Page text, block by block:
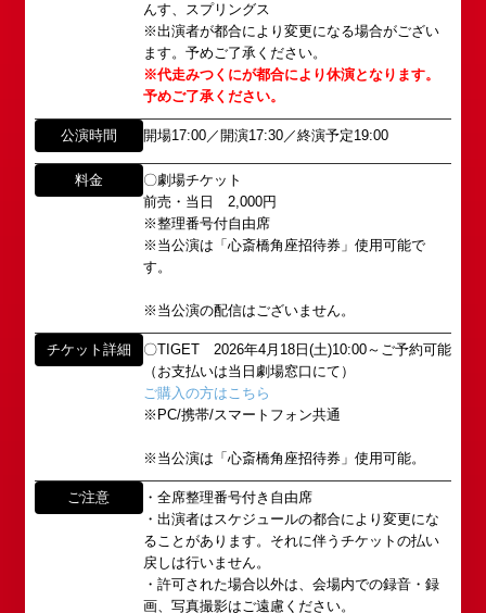
んす、スプリングス
※出演者が都合により変更になる場合がござい
ます。予めご了承ください。
※代走みつくにが都合により休演となります。
予めご了承ください。
公演時間 開場17:00／開演17:30／終演予定19:00
料金
〇劇場チケット
前売・当日 2,000円
※整理番号付自由席
※当公演は「心斎橋角座招待券」使用可能で
す。
※当公演の配信はございません。
チケット詳細
〇TIGET 2026年4月18日(土)10:00～ご予約可能
（お支払いは当日劇場窓口にて）
ご購入の方はこちら
※PC/携帯/スマートフォン共通
※当公演は「心斎橋角座招待券」使用可能。
ご注意
・全席整理番号付き自由席
・出演者はスケジュールの都合により変更にな
ることがあります。それに伴うチケットの払い
戻しは行いません。
・許可された場合以外は、会場内での録音・録
画、写真撮影はご遠慮ください。
DAIHATSU
心斎橋角座トップ
アクセス
角座とは
「角座」の名称は、「角の芝居」と呼ばれた江戸時
代に遡ります。
「角座」はかつて、浪花座、中座、朝日座、弁天座
「五つ櫓」若しくは「道頓堀五座」と呼ばれ、
1960年～70年代には、上方演芸の殿堂として栄え
ました。
その後、「角座」の名称は、松竹(株)の直営映画館
弊社直営の劇場「B1角座」(大阪市中央区)に引き継
がれていましたが、
2008年の角座ビル(大阪市中央区)の閉館と共に、
消滅致しました。
この由緒ある名称を、日本のエンタテインメントの
所属オーディションに関するお問い合わせ
以下のアドレスからお問い合わせ願います。
大阪本社 タレント開発室：
東京支社 タレント開発室：t-
school@shochikugeino.jp
イベント出演依頼のお問い合わせ
イベント出演依頼メール送信フォーム
タレントへのファンメール
fanmail@shochikugeino.jp